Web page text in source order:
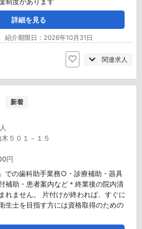
詳細を見る
介期限日：2026年10月31日
関連求人
新着
５０１－１５
円
での歯科助手業務○・診療補助・器具
補助・患者案内など＊終業後の院内清
れません。 片付けが終われば、すぐに
生士を目指す方には資格取得のための